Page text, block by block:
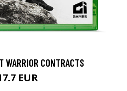
WARRIOR CONTRACTS
EUR